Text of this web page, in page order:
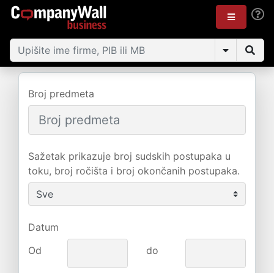
Broj predmeta
Sažetak prikazuje broj sudskih postupaka u
toku, broj ročišta i broj okončanih postupaka.
Datum
Od
do